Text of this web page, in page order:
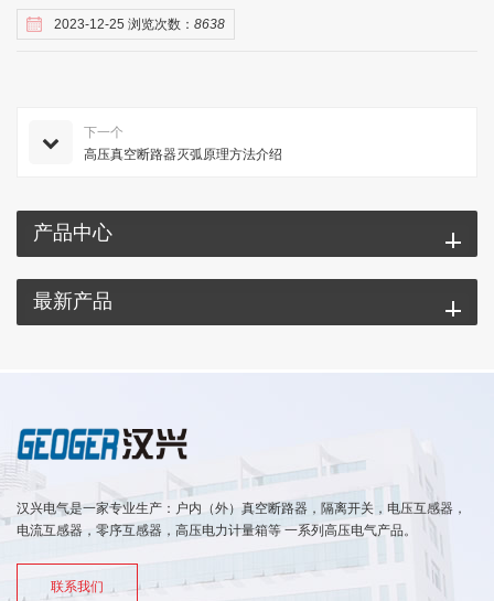
2023-12-25 浏览次数： 8638
下一个
高压真空断路器灭弧原理方法介绍
产品中心
最新产品
汉兴电气是一家专业生产：户内（外）真空断路器，隔离开关，电压互感器，
电流互感器，零序互感器，高压电力计量箱等 一系列高压电气产品。
联系我们